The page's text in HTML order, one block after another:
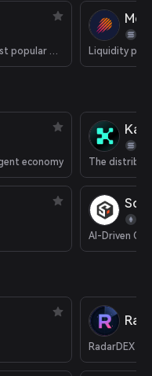
Trade, earn, and win crypto on the most popular decentralized platform in the galaxy. Liquidity
economy
AI-Driven